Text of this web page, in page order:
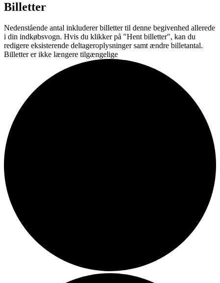
Billetter
Nedenstående antal inkluderer billetter til denne begivenhed allerede
i din indkøbsvogn. Hvis du klikker på "Hent billetter", kan du
redigere eksisterende deltageroplysninger samt ændre billetantal.
Billetter er ikke længere tilgængelige